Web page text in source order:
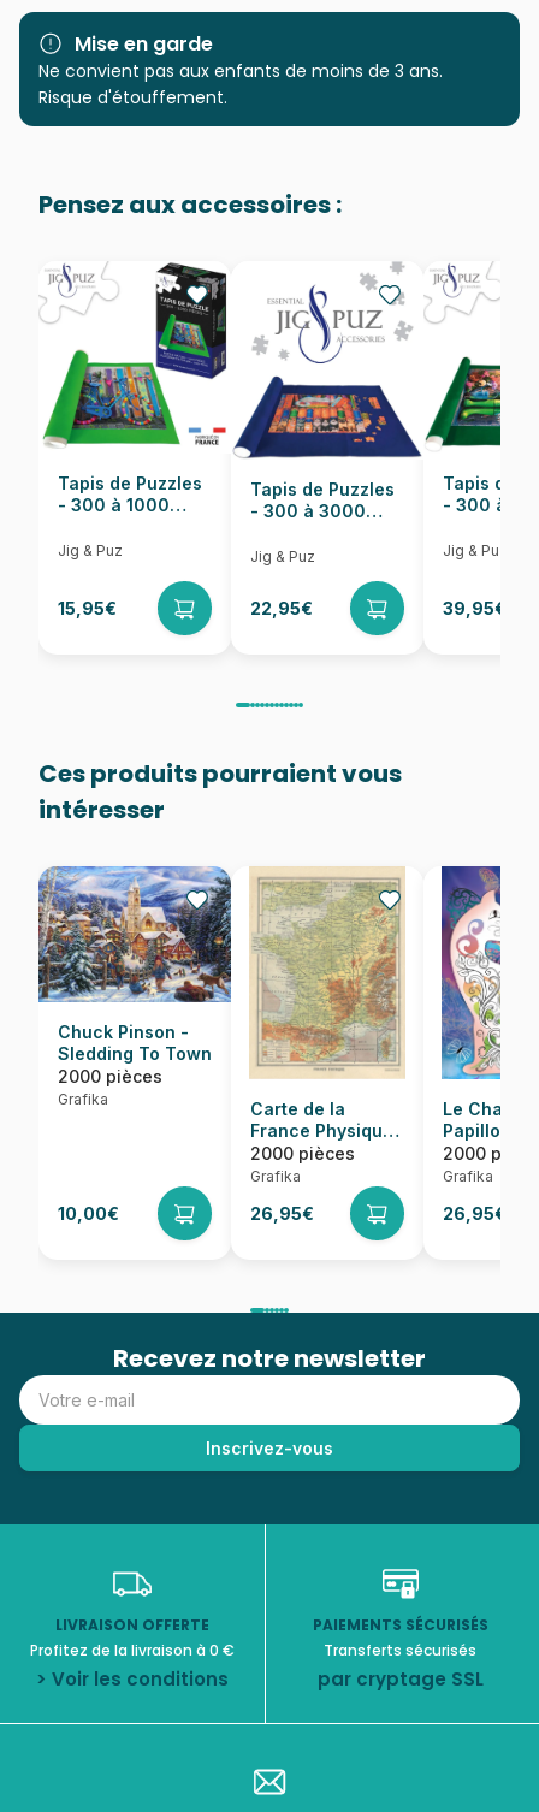
Marque Grafika
Catégorie Puzzles - Art
Age
Puzzle pour Adultes (500 à
Provenance Fabriqué en France
EAN 3663384306525
Nombre de pièces 2000 pièces
Dimensions 98 x 69 cm
Mise en garde
Ne convient pas aux enfants de moins de 3 ans.
Risque d'étouffement.
Pensez aux accessoires :
Tapis de Puzzles
- 300 à 1000
Jig & Puz
15,95€
Tapis de Puzzles
- 300 à 3000
Jig & Puz
22,95€
Tapis de
- 300 à
Jig & Puz
39,95€
Ces produits pourraient vous
intéresser
Chuck Pinson -
Sledding To Town
2000 pièces
Grafika
10,00€
Carte de la
France Physique
- Larousse, 1925
2000 pièces
Grafika
26,95€
Le Chat et
Papillons
2000
Grafika
26,95€
Recevez notre newsletter
LIVRAISON OFFERTE
Profitez de la livraison à 0 €
> Voir les conditions
PAIEMENTS SÉCURISÉS
Transferts sécurisés
par cryptage SSL